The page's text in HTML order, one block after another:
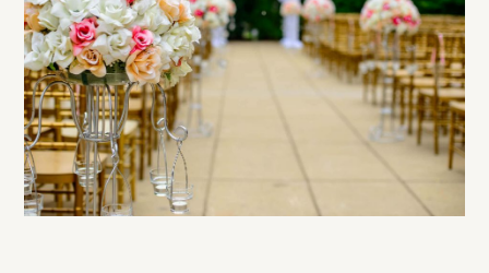
משתמש חדש/אורח
דאגנו לכם ליצירת חשבון קלה ומהירה במיוחד.
המשיכו למילוי פרטיכם ותוכלו ליהנות מהיתרונות של
משתמש רשום כבר עכשיו.